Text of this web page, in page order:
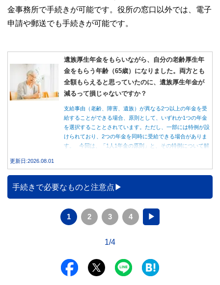
金事務所で手続きが可能です。役所の窓口以外では、電子
申請や郵送でも手続きが可能です。
遺族厚生年金をもらいながら、自分の老齢厚生年
金をもらう年齢（65歳）になりました。両方とも
全額もらえると思っていたのに、遺族厚生年金が
減るって損じゃないですか？
支給事由（老齢、障害、遺族）が異なる2つ以上の年金を受
給することができる場合、原則として、いずれか1つの年金
を選択することとされています。ただし、一部には特例が設
けられており、2つの年金を同時に受給できる場合がありま
す。 今回は、「1人1年金の原則」と、その特例について解
更新日:2026.08.01
手続きで必要なものと注意点
1 2 3 4 ▶
1/4